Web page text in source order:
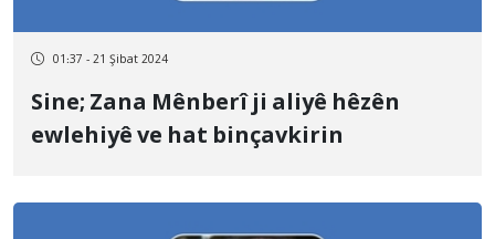
01:37 - 21 Şibat 2024
Sine; Zana Mênberî ji aliyê hêzên
ewlehiyê ve hat binçavkirin